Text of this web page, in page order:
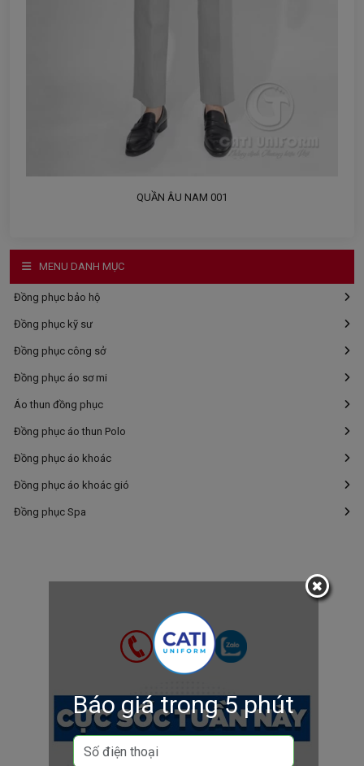
QUẦN ÂU NAM 001
MENU DANH MỤC
Đồng phục bảo hộ
Đồng phục kỹ sư
Đồng phục công sở
Đồng phục áo sơ mi
Áo thun đồng phục
Đồng phục áo thun Polo
Đồng phục áo khoác
Đồng phục áo khoác gió
Đồng phục Spa
Báo giá trong 5 phút